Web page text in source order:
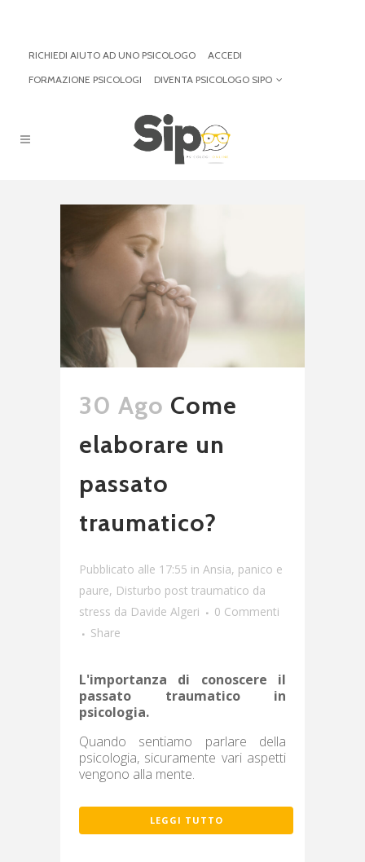
RICHIEDI AIUTO AD UNO PSICOLOGO
ACCEDI
FORMAZIONE PSICOLOGI
DIVENTA PSICOLOGO SIPO
30 Ago Come
elaborare un
passato
traumatico?
Pubblicato alle 17:55 in Ansia, panico e
paure, Disturbo post traumatico da
stress da Davide Algeri
0 Commenti
Share
L'importanza di conoscere il
passato traumatico in
psicologia.
Quando sentiamo parlare della
psicologia, sicuramente vari aspetti
vengono alla mente.
LEGGI TUTTO